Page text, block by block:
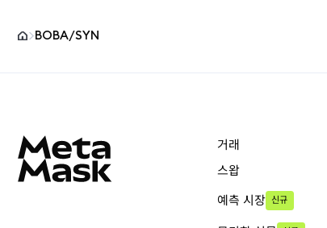
BOBA/SYN
거래
스왑
예측 시장 신규